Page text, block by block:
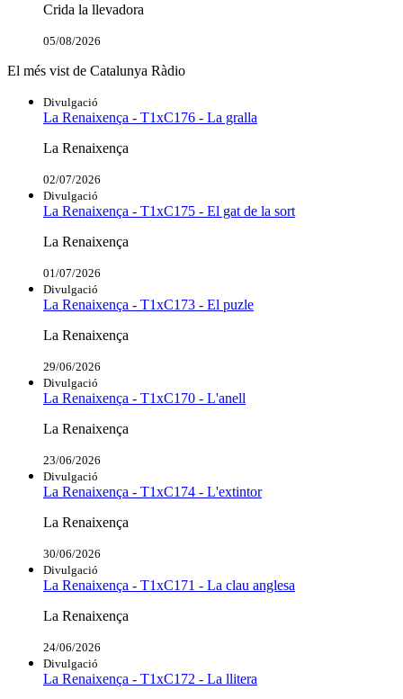
Crida la llevadora
05/08/2026
El més vist de Catalunya Ràdio
Divulgació
La Renaixença - T1xC176 - La gralla
La Renaixença
02/07/2026
Divulgació
La Renaixença - T1xC175 - El gat de la sort
La Renaixença
01/07/2026
Divulgació
La Renaixença - T1xC173 - El puzle
La Renaixença
29/06/2026
Divulgació
La Renaixença - T1xC170 - L'anell
La Renaixença
23/06/2026
Divulgació
La Renaixença - T1xC174 - L'extintor
La Renaixença
30/06/2026
Divulgació
La Renaixença - T1xC171 - La clau anglesa
La Renaixença
24/06/2026
Divulgació
La Renaixença - T1xC172 - La llitera